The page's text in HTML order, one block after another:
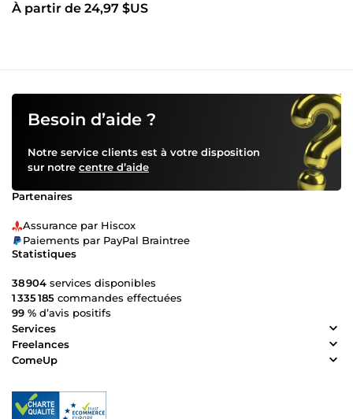
À partir de 24,97 $US
Besoin d’aide ?
Notre service clients est à votre disposition
sur notre centre d’aide
Partenaires
Assurance par Hiscox
Paiements par PayPal Braintree
Statistiques
38 904 services disponibles
1 335 185 commandes effectuées
99 % d’avis positifs
Services
Freelances
ComeUp